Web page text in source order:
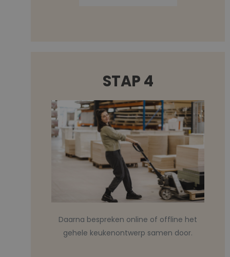
STAP 4
Daarna bespreken online of offline het
gehele keukenontwerp samen door.